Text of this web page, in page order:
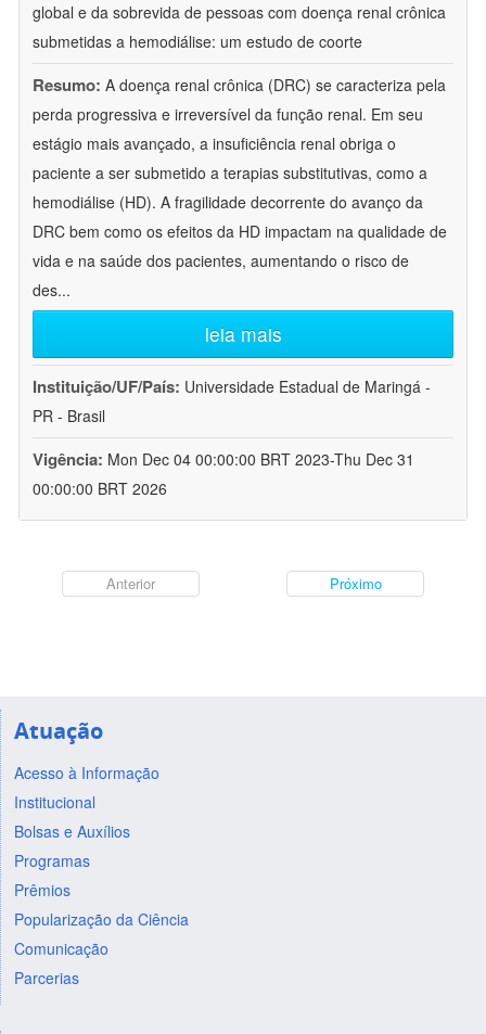
global e da sobrevida de pessoas com doença renal crônica
submetidas a hemodiálise: um estudo de coorte
Resumo: A doença renal crônica (DRC) se caracteriza pela
perda progressiva e irreversível da função renal. Em seu
estágio mais avançado, a insuficiência renal obriga o
paciente a ser submetido a terapias substitutivas, como a
hemodiálise (HD). A fragilidade decorrente do avanço da
DRC bem como os efeitos da HD impactam na qualidade de
vida e na saúde dos pacientes, aumentando o risco de
des...
leia mais
Instituição/UF/País: Universidade Estadual de Maringá -
PR - Brasil
Vigência: Mon Dec 04 00:00:00 BRT 2023-Thu Dec 31
00:00:00 BRT 2026
Anterior Próximo
Atuação
Acesso à Informação
Institucional
Bolsas e Auxílios
Programas
Prêmios
Popularização da Ciência
Comunicação
Parcerias